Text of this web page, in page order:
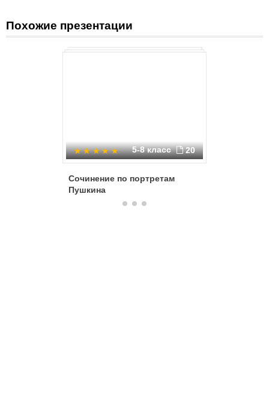
Похожие презентации
5-8 класс 20
Сочинение по портретам
Пушкина